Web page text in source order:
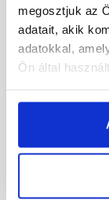
megosztjuk az
adatait, akik
adatokkal,
Ön által
Leier alumínium
szellőzőszalag
téglavörös/